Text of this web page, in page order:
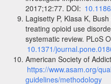
2017;12:77. DOI:
Lagisetty P, Klasa K,
treating opioid use
systematic review. PLoS
10.1371/
American Society of
https://www.asam.org/
guidelines/methodology